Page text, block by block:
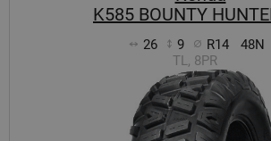
K585 BOUNTY
26 9 R14
48N
TL, 8PR